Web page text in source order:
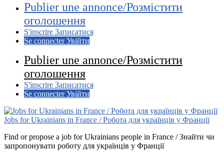
Publier une annonce/Розмістити
оголошення
S'inscrire Записатися
Se connecter Увійти
Publier une annonce/Розмістити
оголошення
S'inscrire Записатися
Se connecter Увійти
Jobs for Ukrainians in France / Робота для українців у Франції
Find or propose a job for Ukrainians people in France / Знайти чи
запропонувати роботу для українців у Франції